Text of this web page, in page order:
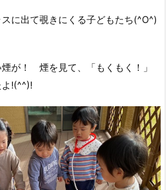
に出て覗きにくる子どもたち(^O^)
が！ 煙を見て、「もくもく！」
!(^^)!